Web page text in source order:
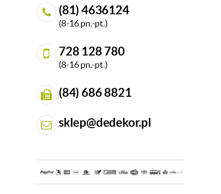
(81) 4636124
(8-16 pn.-pt.)
728 128 780
(8-16 pn.-pt.)
(84) 686 8821
sklep@dedekor.pl